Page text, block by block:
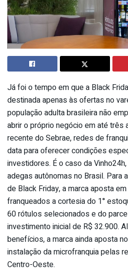
Já foi o tempo em que a Black
destinada apenas às ofertas no
população adulta brasileira não
abrir o próprio negócio em até três
recente do Sebrae, redes de
data para oferecer condições
investidores. É o caso da
adegas autônomas no Brasil. Para
de Black Friday, a marca aposta
franqueados a cortesia do 1°
60 rótulos selecionados e do
investimento inicial de R$ 32.900.
benefícios, a marca ainda aposta
instalação da microfranquia pelas
Centro-Oeste.